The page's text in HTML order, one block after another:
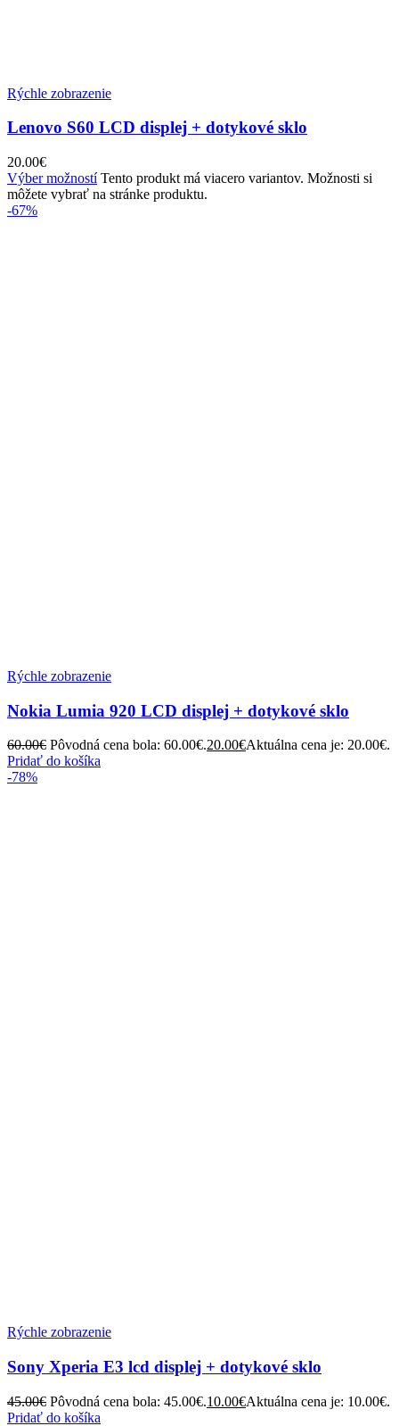
Rýchle zobrazenie
Lenovo S60 LCD displej + dotykové sklo
20.00€
Výber možností Tento produkt má viacero variantov. Možnosti si
môžete vybrať na stránke produktu.
-67%
Rýchle zobrazenie
Nokia Lumia 920 LCD displej + dotykové sklo
60.00€ Pôvodná cena bola: 60.00€.20.00€Aktuálna cena je: 20.00€.
Pridať do košíka
-78%
Rýchle zobrazenie
Sony Xperia E3 lcd displej + dotykové sklo
45.00€ Pôvodná cena bola: 45.00€.10.00€Aktuálna cena je: 10.00€.
Pridať do košíka